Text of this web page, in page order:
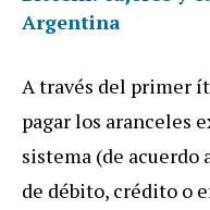
Argentina
A través del primer
pagar los aranceles
sistema (de acuerdo
de débito, crédito o